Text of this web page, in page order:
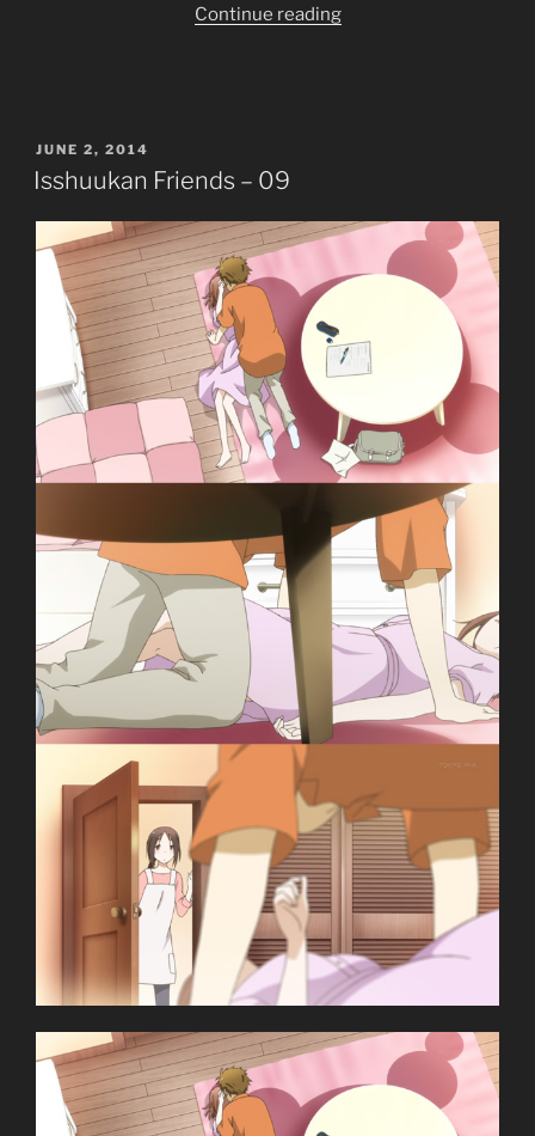
Isshuukan Friends.
One Week Friends.
一週間フレンズ.
TV Series
Unknown
07.04.2014 đến ??
Brain`s Base
Comedy, Coming of Age, Daily Life, High
School, Manga, Romance, Shounen
~Thành viên thực hiện~
Uncle Lì
Zenko
Nữ Sinh Lãng Quên Một Tuần Ký Ức.
Continue reading“Isshuukan
POSTED
ON
JUNE 2, 2014
Isshuukan Friends – 09